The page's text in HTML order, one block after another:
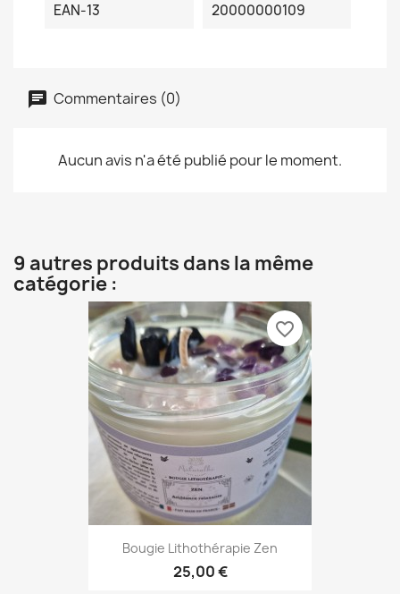
EAN-13
20000000109
Commentaires (0)
Aucun avis n'a été publié pour le moment.
9 autres produits dans la même
catégorie :
Bougie Lithothérapie Zen
25,00 €
favorite_border